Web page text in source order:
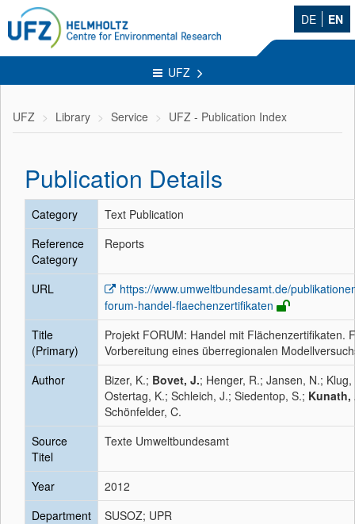
DE EN
UFZ
UFZ Library Service UFZ - Publication Index
Publication Details
Category
Text Publication
Reference
Category
Reports
URL
https://www.umweltbundesamt.de/
forum-handel-flaechenzertifikaten
Title
(Primary)
Projekt FORUM: Handel mit Flächenzertifikaten.
Vorbereitung eines überregionalen
Author
Bizer, K.; Bovet, J.; Henger, R.; Jansen, N.; Klug,
Ostertag, K.; Schleich, J.; Siedentop, S.; Kunath,
Schönfelder, C.
Source
Titel
Texte Umweltbundesamt
Year
2012
Department
SUSOZ; UPR